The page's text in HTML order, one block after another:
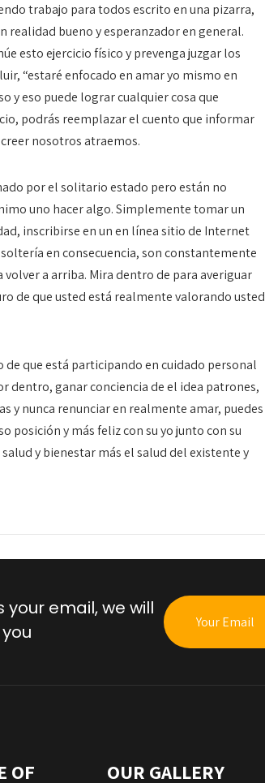
trabajo para todos escrito en una pizarra,
realidad bueno y esperanzador en general.
esto ejercicio físico y prevenga juzgar los
“estaré enfocado en amar yo mismo en
y eso puede lograr cualquier cosa que
podrás reemplazar el cuento que informar
nosotros atraemos.
por el solitario estado pero están no
uno hacer algo. Simplemente tomar un
inscribirse en un en línea sitio de Internet
en consecuencia, son constantemente
a arriba. Mira dentro de para averiguar
de que usted está realmente valorando usted
que está participando en cuidado personal
dentro, ganar conciencia de el idea patrones,
y nunca renunciar en realmente amar, puedes
y más feliz con su yo junto con su
y bienestar más el salud del existente y
your email, we will
OF OUR GALLERY